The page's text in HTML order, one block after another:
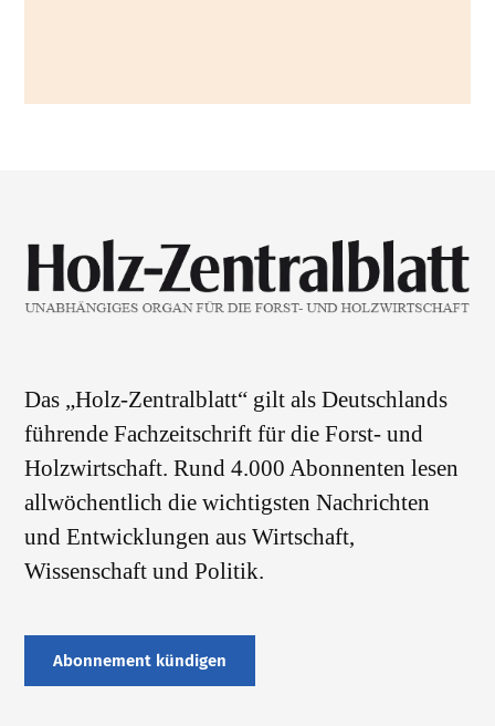
Das „Holz-Zentralblatt“ gilt als Deutschlands
führende Fachzeitschrift für die Forst- und
Holzwirtschaft. Rund 4.000 Abonnenten lesen
allwöchentlich die wichtigsten Nachrichten
und Entwicklungen aus Wirtschaft,
Wissenschaft und Politik.
Abonnement kündigen